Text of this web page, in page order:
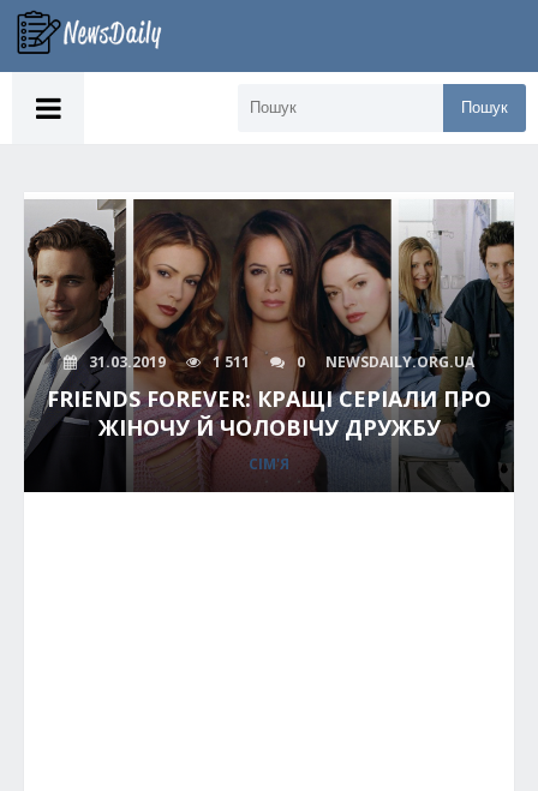
Пошук
31.03.2019 1 511 0 NEWSDAILY.ORG.UA
FRIENDS FOREVER: КРАЩІ СЕРІАЛИ ПРО
ЖІНОЧУ Й ЧОЛОВІЧУ ДРУЖБУ
СІМ'Я